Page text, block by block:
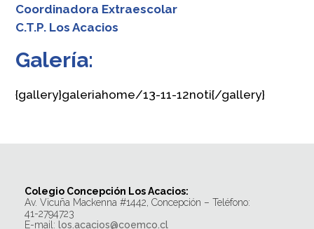
Coordinadora Extraescolar
C.T.P. Los Acacios
Galería:
{gallery}galeriahome/13-11-12noti{/gallery}
Colegio Concepción Los Acacios:
Av. Vicuña Mackenna #1442, Concepción – Teléfono:
41-2794723
E-mail: los.acacios@coemco.cl